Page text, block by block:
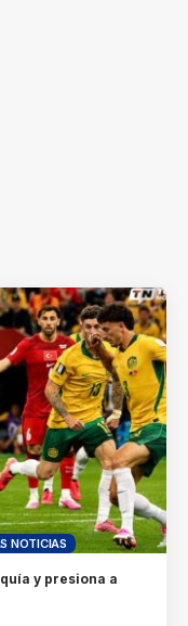
NOTICIAS
y presiona a